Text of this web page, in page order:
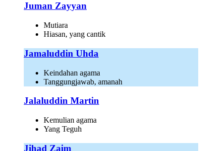
Juman Zayyan
Mutiara
Hiasan, yang cantik
Jamaluddin Uhda
Keindahan agama
Tanggungjawab, amanah
Jalaluddin Martin
Kemulian agama
Yang Teguh
Jihad Zaim